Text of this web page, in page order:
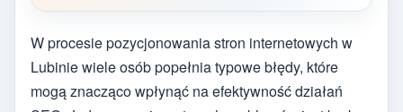
W procesie pozycjonowania stron internetowych w
Lubinie wiele osób popełnia typowe błędy, które
mogą znacząco wpłynąć na efektywność działań